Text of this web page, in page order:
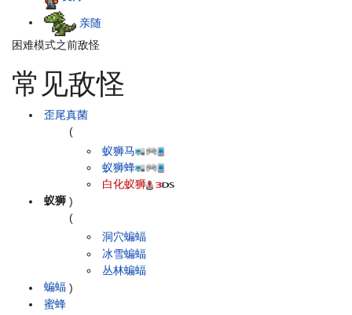
亲随
困难模式之前敌怪
常见敌怪
歪尾真菌
蚁狮
(
蚁狮马
蚁狮蜂
白化蚁狮
)
蝙蝠
(
洞穴蝙蝠
冰雪蝙蝠
丛林蝙蝠
)
蜜蜂